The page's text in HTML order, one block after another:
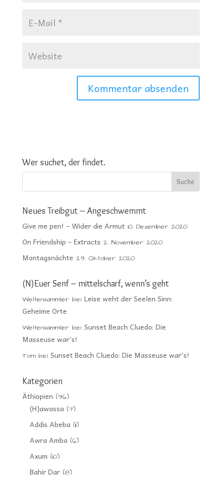
Wer suchet, der findet.
Neues Treibgut – Angeschwemmt
Give me pen! – Wider die Armut 10. Dezember 2020
On Friendship – Extracts 2. November 2020
Montagsnächte 29. Oktober 2020
(N)Euer Senf – mittelscharf, wenn’s geht
Weltensammlerbei Leise weht der Seelen Sinn:
Geheime Orte
Weltensammlerbei Sunset Beach Cluedo: Die
Masseuse war’s!
Tombei Sunset Beach Cluedo: Die Masseuse war’s!
Kategorien
Äthiopien (96)
(H)awassa(7)
Addis Abeba(11)
Awra Amba(6)
Axum (10)
Bahir Dar(8)